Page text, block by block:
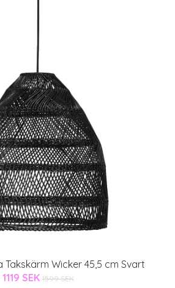
Takskärm Wicker 45,5 cm Svart
1119 SEK 1599 SEK